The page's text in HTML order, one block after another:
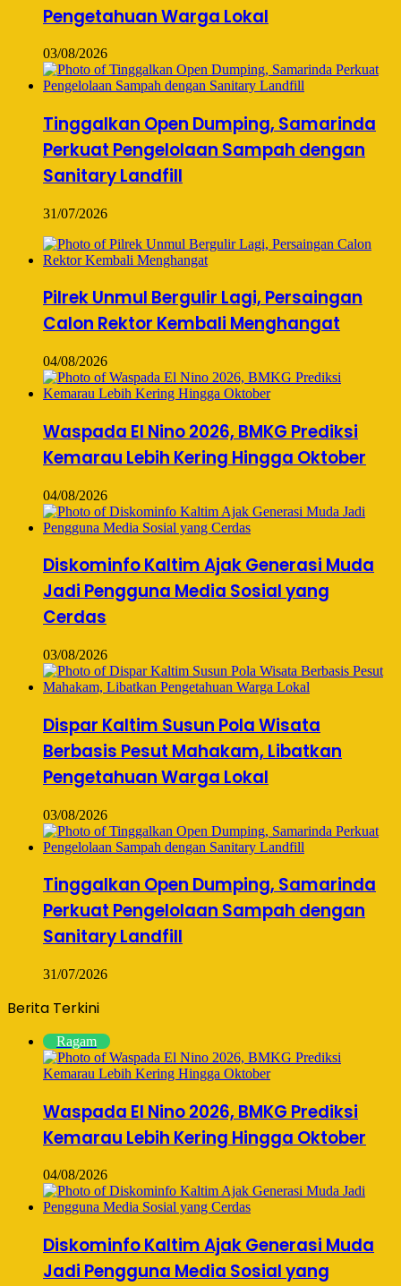
Pengetahuan Warga Lokal
03/08/2026
Tinggalkan Open Dumping, Samarinda
Perkuat Pengelolaan Sampah dengan
Sanitary Landfill
31/07/2026
Pilrek Unmul Bergulir Lagi, Persaingan
Calon Rektor Kembali Menghangat
04/08/2026
Waspada El Nino 2026, BMKG Prediksi
Kemarau Lebih Kering Hingga Oktober
04/08/2026
Diskominfo Kaltim Ajak Generasi Muda
Jadi Pengguna Media Sosial yang
Cerdas
03/08/2026
Dispar Kaltim Susun Pola Wisata
Berbasis Pesut Mahakam, Libatkan
Pengetahuan Warga Lokal
03/08/2026
Tinggalkan Open Dumping, Samarinda
Perkuat Pengelolaan Sampah dengan
Sanitary Landfill
31/07/2026
Berita Terkini
Ragam
Waspada El Nino 2026, BMKG Prediksi
Kemarau Lebih Kering Hingga Oktober
04/08/2026
Diskominfo Kaltim Ajak Generasi Muda
Jadi Pengguna Media Sosial yang